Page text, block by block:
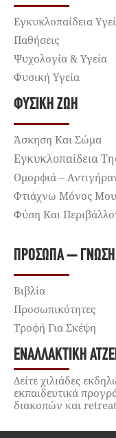
Εγκυκλοπαίδεια
Παθήσεις
Ψυχολογία & Υγεία
Φυσική Υγεία
ΦΥΣΙΚΉ ΖΩΉ
Άσκηση Και Σώμα
Εγκυκλοπαίδεια
Ομορφιά –
Φτιάχνω Μόνος Μου
Φύση Και
ΠΡΌΣΩΠΑ – ΓΝΏΣΗ
Βιβλία
Προσωπικότητες
Τροφή Για Σκέψη
ΕΝΑΛΛΑΚΤΙΚΉ
Δείτε χιλιάδες
εκπαιδευτικά
διακοπών και